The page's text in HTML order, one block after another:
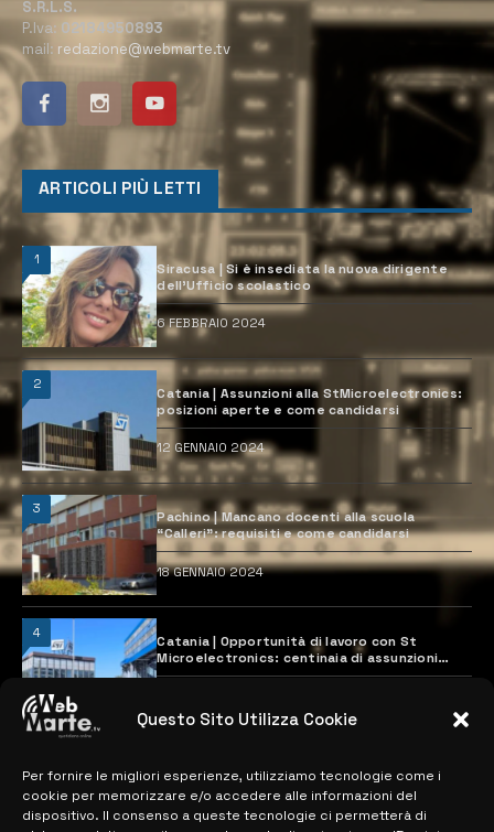
Questo Sito Utilizza Cookie
Per fornire le migliori esperienze, utilizziamo tecnologie come i
cookie per memorizzare e/o accedere alle informazioni del
dispositivo. Il consenso a queste tecnologie ci permetterà di
S.R.L.S.
P.Iva: 02184950893
mail: redazione@webmarte.tv
ARTICOLI PIÙ LETTI
1
Siracusa | Si è insediata la nuova dirigente
dell’Ufficio scolastico
6 FEBBRAIO 2024
2
Catania | Assunzioni alla StMicroelectronics:
posizioni aperte e come candidarsi
12 GENNAIO 2024
3
Pachino | Mancano docenti alla scuola
“Calleri”: requisiti e come candidarsi
18 GENNAIO 2024
4
Catania | Opportunità di lavoro con St
Microelectronics: centinaia di assunzioni
previste
MAPPA DEL SITO